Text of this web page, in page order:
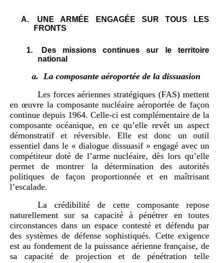
A. UNE ARMÉE ENGAGÉE SUR TOUS LES
FRONTS
1.
Des missions continues sur le territoire
national
a.
La composante aéroportée de la dissuasion
Les forces aériennes stratégiques (FAS) mettent
en œuvre la composante nucléaire aéroportée de façon
continue depuis 1964. Celle-ci est complémentaire de la
composante océanique, en ce qu’elle revêt un aspect
démonstratif et réversible. Elle est donc un outil
essentiel dans le « dialogue dissuasif » engagé avec un
compétiteur doté de l’arme nucléaire, dès lors qu’elle
permet de montrer la détermination des autorités
politiques de façon proportionnée et en maîtrisant
l’escalade.
La crédibilité de cette composante repose
naturellement sur sa capacité à pénétrer en toutes
circonstances dans un espace contesté et défendu par
des systèmes de défense sophistiqués. Cette exigence
est au fondement de la puissance aérienne française, de
sa capacité de projection et de pénétration telle